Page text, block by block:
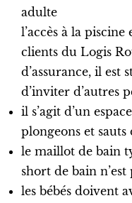
adulte
l’accès à la
clients du Logis
d’assurance, il
d’inviter d’autres
il s’agit d’un
plongeons et
le maillot de bain
short de bain n’est
les bébés doivent